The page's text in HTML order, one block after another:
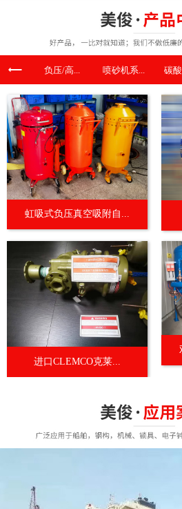
负压/高... 喷砂机系... 碳酸
虹吸式负压真空吸附自...
进口CLEMCO克莱...